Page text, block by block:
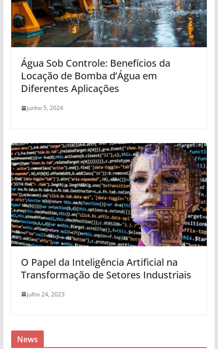
Água Sob Controle: Benefícios da
Locação de Bomba d’Água em
Diferentes Aplicações
junho 5, 2024
O Papel da Inteligência Artificial na
Transformação de Setores Industriais
julho 24, 2023
News